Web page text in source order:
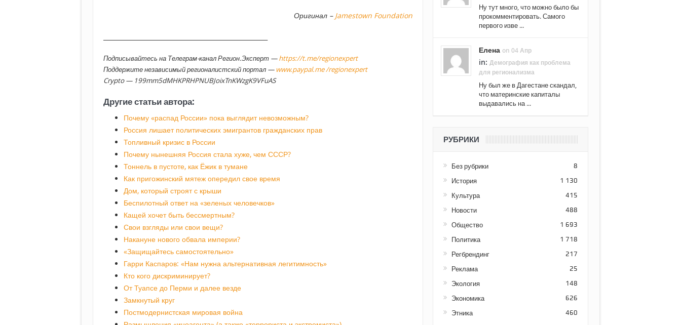
Оригинал – Jamestown Foundation
Подписывайтесь на Телеграм-канал Регион.Эксперт —https://t.me/regionexpert
Поддержите независимый регионалистский портал — www.paypal.me /regionexpert
Crypto — 199mm5dMHKPRHPNUBJoixTnKWzgK9VFuAS
Другие статьи автора:
Почему «распад России» пока выглядит невозможным?
Россия лишает политических эмигрантов гражданских прав
Топливный кризис в России
Почему нынешняя Россия стала хуже, чем СССР?
Тоннель в пустоте, как Ёжик в тумане
Как пригожинский мятеж опередил свое время
Дом, который строят с крыши
Беспилотный ответ на «зеленых человечков»
Кащей хочет быть бессмертным?
Свои взгляды или свои вещи?
Накануне нового обвала империи?
«Защищайтесь самостоятельно»
Гарри Каспаров: «Нам нужна альтернативная легитимность»
Кто кого дискриминирует?
От Туапсе до Перми и далее везде
Замкнутый круг
Постмодернистская мировая война
Ну тут много, что можно было бы
прокомментировать. Самого
первого изве ...
Елена on 04 Апр
in: Демография как проблема
для регионализма
Ну был же в Дагестане скандал,
что материнские капиталы
выдавались на ...
РУБРИКИ
Без рубрики 8
История 1 130
Культура 415
Новости 488
Общество 1 693
Политика 1 718
Регбрендинг 217
Реклама 25
Экология 148
Экономика 626
Этника 460